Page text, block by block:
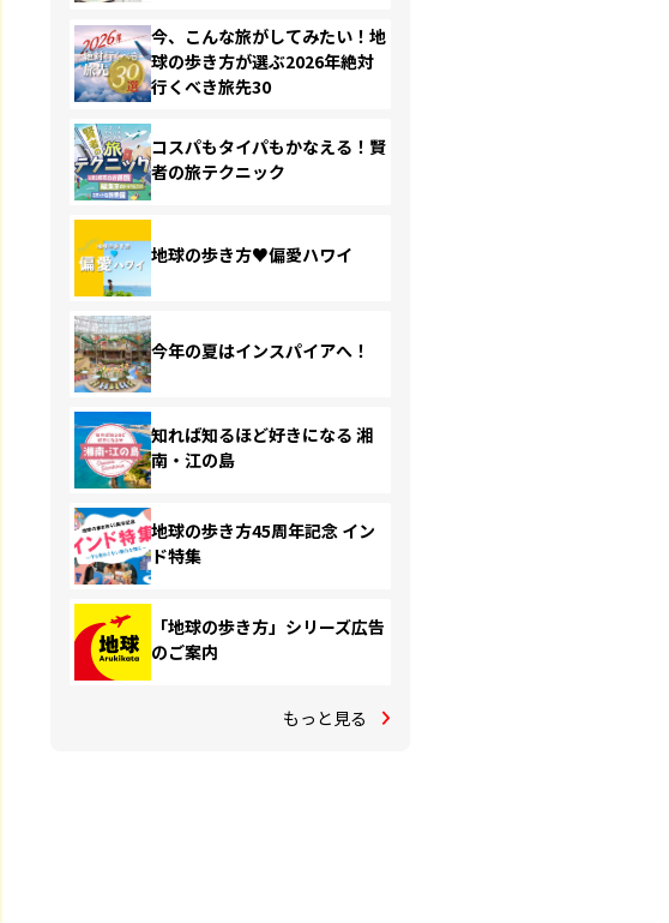
今、こんな旅がしてみたい！地
球の歩き方が選ぶ2026年絶対
行くべき旅先30
コスパもタイパもかなえる！賢
者の旅テクニック
地球の歩き方♥偏愛ハワイ
今年の夏はインスパイアへ！
知れば知るほど好きになる 湘
南・江の島
地球の歩き方45周年記念 イン
ド特集
「地球の歩き方」シリーズ広告
のご案内
もっと見る